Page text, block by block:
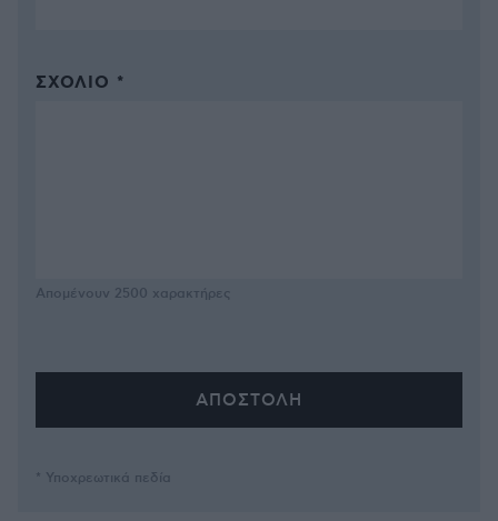
ΣΧΌΛΙΟ *
Απομένουν 2500 χαρακτήρες
* Υποχρεωτικά πεδία